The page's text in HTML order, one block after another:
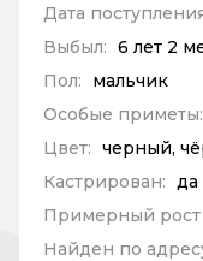
Дата
Выбыл: 6 лет 2
Пол:
мальчик
Особые приметы:
Цвет: черный,
Кастрирован: да
Примерный рост
Найден по